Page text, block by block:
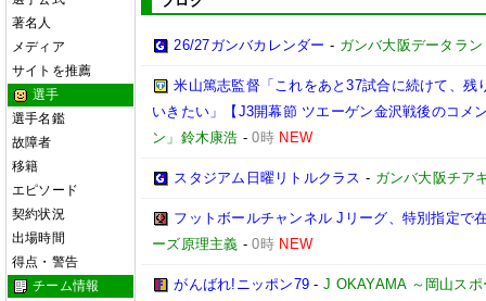
著名人
メディア
サイトを推薦
選手
選手名鑑
故障者
移籍
エピソード
契約状況
出場時間
得点・警告
チーム情報
26/27ガンバカレンダー - ガンバ大阪データラ
米山篤志監督「これをあと37試合に続けて、
いきたい」【J3開幕節 ツエーゲン金沢戦後のコメ
ン」鈴木康浩 -0時 NEW
スタジアム日曜リトルクラス - ガンバ大阪チア
フットボールチャンネル Jリーグ、特別指定で
ーズ原理主義 -0時 NEW
がんばれ!ニッポン79 -J OKAYAMA ～岡山ス